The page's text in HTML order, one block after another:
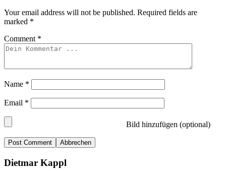
Your email address will not be published. Required fields are
marked *
Comment *
Name *
Email *
Bild hinzufügen (optional)
Abbrechen
Dietmar Kappl